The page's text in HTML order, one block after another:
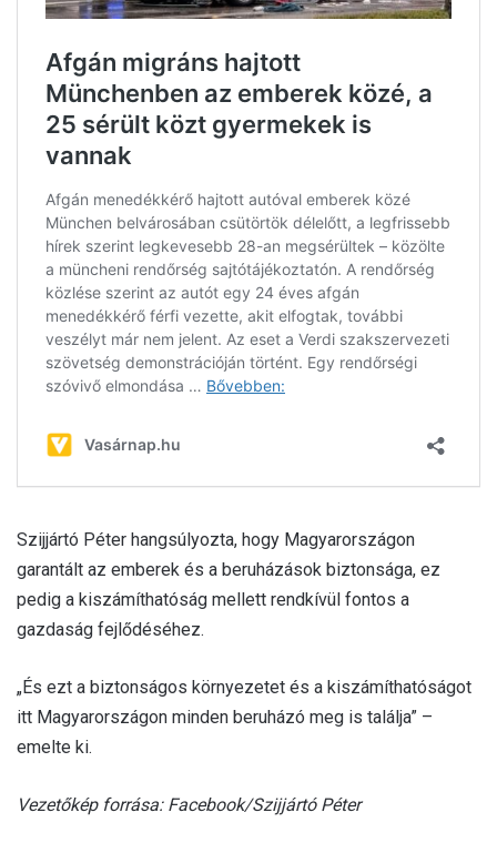
Szijjártó Péter hangsúlyozta, hogy Magyarországon
garantált az emberek és a beruházások biztonsága, ez
pedig a kiszámíthatóság mellett rendkívül fontos a
gazdaság fejlődéséhez.
„És ezt a biztonságos környezetet és a kiszámíthatóságot
itt Magyarországon minden beruházó meg is találja” –
emelte ki.
Vezetőkép forrása: Facebook/Szijjártó Péter